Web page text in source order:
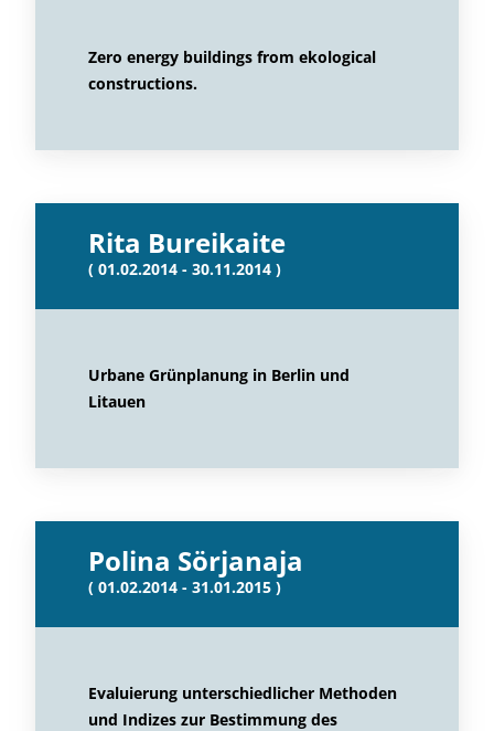
Zero energy buildings from ekological
constructions.
Rita Bureikaite
( 01.02.2014 - 30.11.2014 )
Urbane Grünplanung in Berlin und
Litauen
Polina Sörjanaja
( 01.02.2014 - 31.01.2015 )
Evaluierung unterschiedlicher Methoden
und Indizes zur Bestimmung des